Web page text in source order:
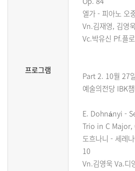
프로그램
엘가 - 피아노 오
Vn.김재영, 김영
Vc.박유신 Pf.플
Part 2. 10월 27
예술의전당 IBK
E. Dohnányi -
Trio in C Major,
도흐나니 - 세레
10
Vn.김영욱 Va.디